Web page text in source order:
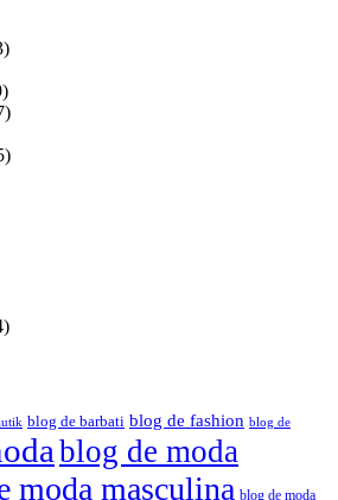
blog de barbati blog de fashion blog de
blog de moda
moda masculina blog de moda